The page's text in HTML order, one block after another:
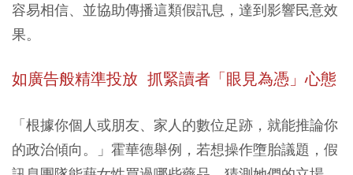
容易相信、並協助傳播這類假訊息，達到影響民意效
果。
如廣告般精準投放 抓緊讀者「眼見為憑」心態
「根據你個人或朋友、家人的數位足跡，就能推論你
的政治傾向。」霍華德舉例，若想操作墮胎議題，假